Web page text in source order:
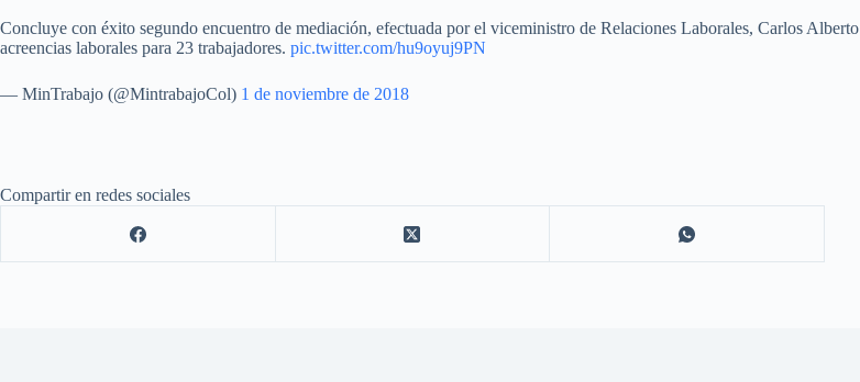
Concluye con éxito segundo encuentro de mediación, efectuada por el viceministro de Relaciones Laborales, Carlos Alberto
acreencias laborales para 23 trabajadores. pic.twitter.com/hu9oyuj9PN
— MinTrabajo (@MintrabajoCol) 1 de noviembre de 2018
Compartir en redes sociales